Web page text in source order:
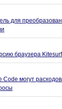
для
браузера
могут